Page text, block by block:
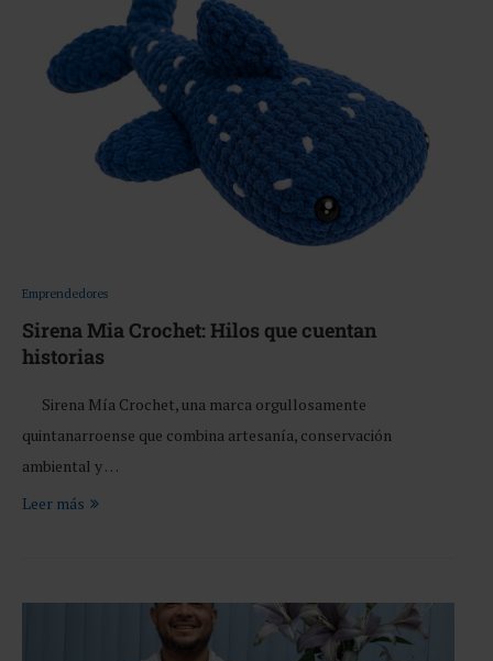
Emprendedores
Sirena Mia Crochet: Hilos que cuentan
historias
Sirena Mía Crochet, una marca orgullosamente
quintanarroense que combina artesanía, conservación
ambiental y …
Leer más